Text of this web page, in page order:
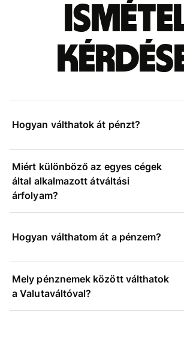
Hogyan válthatok át pénzt?
Miért különböző az egyes cégek
által alkalmazott átváltási
árfolyam?
Hogyan válthatom át a pénzem?
Mely pénznemek között válthatok
a Valutaváltóval?